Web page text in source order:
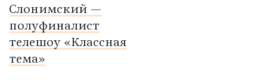
Слонимский —
полуфиналист
телешоу «Классная
тема»